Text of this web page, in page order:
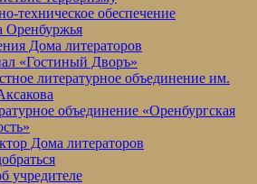
техническое обеспечение
Оренбуржья
Дома литераторов
«Гостиный Дворъ»
литературное объединение им.
объединение «Оренбургская
Дома литераторов
учредителе